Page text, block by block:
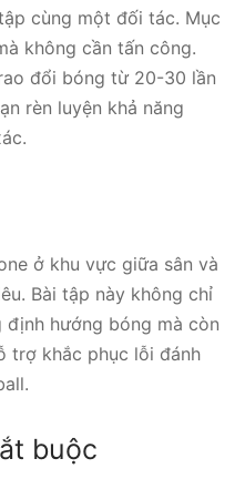
cùng một đối tác. Mục
không cần tấn công.
đổi bóng từ 20-30 lần
rèn luyện khả năng
ở khu vực giữa sân và
Bài tập này không chỉ
định hướng bóng mà còn
trợ khắc phục lỗi đánh
buộc